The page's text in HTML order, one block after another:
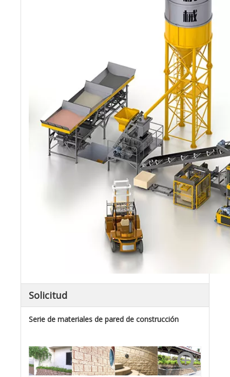
Solicitud
Serie de materiales de pared de construcción